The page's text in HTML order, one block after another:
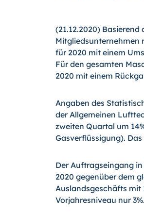
(21.12.2020)
Mitgliedsunternehmen
für 2020 mit einem
Für den gesamten
2020 mit einem
Angaben des
der Allgemeinen
zweiten Quartal um
Gasverflüssigung).
Der Auftragseingang
2020 gegenüber dem
Auslandsgeschäfts mit
Vorjahresniveau nur 3%.